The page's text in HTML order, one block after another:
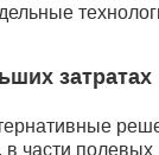
части